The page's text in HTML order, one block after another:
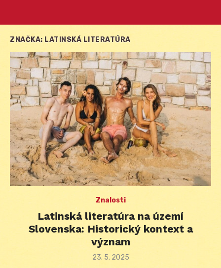
ZNAČKA: LATINSKÁ LITERATÚRA
Znalosti
Latinská literatúra na území
Slovenska: Historický kontext a
význam
Posted
23. 5. 2025